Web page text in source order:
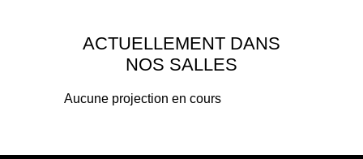
ACTUELLEMENT DANS
NOS SALLES
Aucune projection en cours